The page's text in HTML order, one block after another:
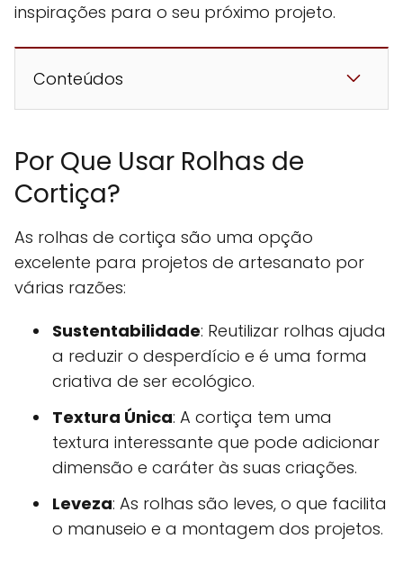
inspirações para o seu próximo projeto.
Conteúdos
Por Que Usar Rolhas de
Cortiça?
As rolhas de cortiça são uma opção
excelente para projetos de artesanato por
várias razões:
Sustentabilidade: Reutilizar rolhas ajuda
a reduzir o desperdício e é uma forma
criativa de ser ecológico.
Textura Única: A cortiça tem uma
textura interessante que pode adicionar
dimensão e caráter às suas criações.
Leveza: As rolhas são leves, o que facilita
o manuseio e a montagem dos projetos.